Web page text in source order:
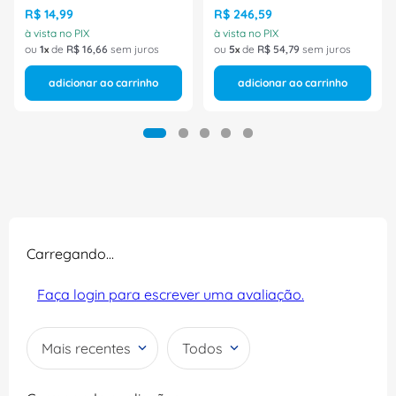
R$ 14,99
à vista no PIX
ou 1 de R$ 16,66 sem juros
adicionar ao carrinho
R$ 246,59
à vista no PIX
ou 5 de R$ 54,79 sem juros
adicionar ao carrinho
Carregando…
Faça login para escrever uma avaliação.
Mais recentes Todos